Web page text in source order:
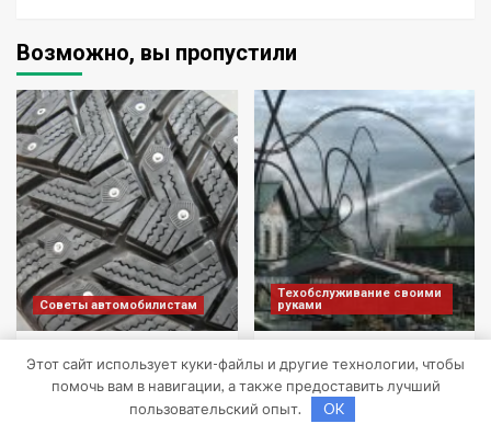
Возможно, вы пропустили
Советы автомобилистам
Шины Hankook Зима
Шипованные: Ваш
Надежный Партнёр на
Техобслуживание своими
руками
Скупка и прием
радиодеталей у
населения
Этот сайт использует куки-файлы и другие технологии, чтобы
помочь вам в навигации, а также предоставить лучший
пользовательский опыт.
OK